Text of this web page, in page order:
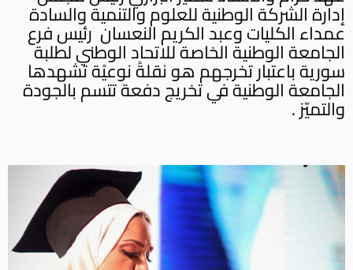
إدارة الشركة الوطنية للعلوم والتنمية والسادة
عمداء الكليات وعبد الكريم النعسان رئيس فرع
الجامعة الوطنية الخاصة للاتحاد الوطني لطلبة
سورية باعتبار تخرجهم هو نقلةً نوعيًة تشهدها
الجامعة الوطنية في تخريج دفعة تتسم بالجودة
والتميّز .